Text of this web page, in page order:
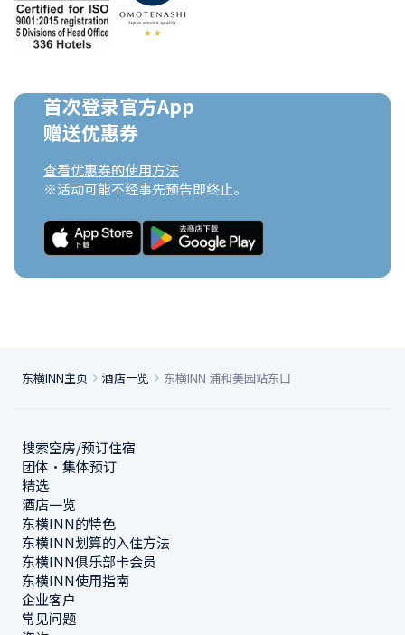
首次登录官方App
赠送优惠券
查看优惠券的使用方法
※活动可能不经事先预告即终止。
东横INN主页 酒店一览 东横INN 浦和美园站东口
搜索空房/预订住宿
团体・集体预订
精选
酒店一览
东横INN的特色
东横INN划算的入住方法
东横INN俱乐部卡会员
东横INN使用指南
企业客户
常见问题